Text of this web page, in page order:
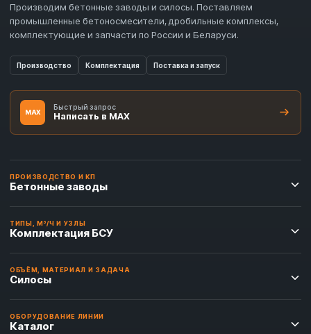
Производим бетонные заводы и силосы. Поставляем
промышленные бетоносмесители, дробильные комплексы,
комплектующие и запчасти по России и Беларуси.
Производство Комплектация Поставка и запуск
MAX
Быстрый запрос
Написать в MAX
ПРОИЗВОДСТВО И КП
Бетонные заводы
ТИПЫ, М³/Ч И УЗЛЫ
Комплектация БСУ
ОБЪЁМ, МАТЕРИАЛ И ЗАДАЧА
Силосы
ОБОРУДОВАНИЕ ЛИНИИ
Каталог